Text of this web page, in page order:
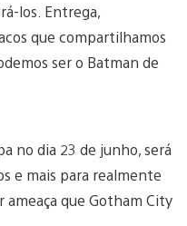
los. Entrega,
que compartilhamos
ser o Batman de
no dia 23 de junho, será
e mais para realmente
ameaça que Gotham City